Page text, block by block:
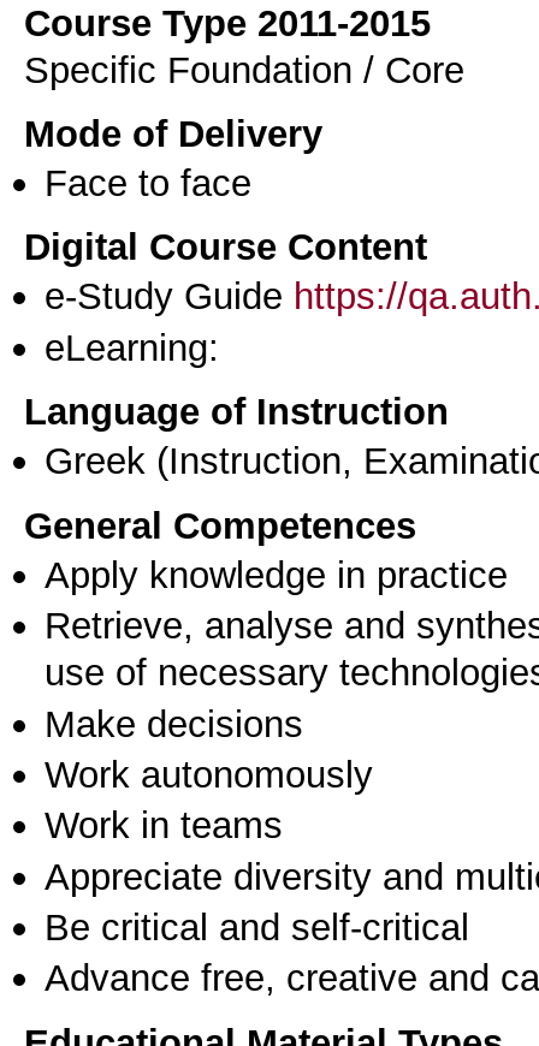
Course Type 2011-2015
Specific Foundation / Core
Mode of Delivery
Face to face
Digital Course Content
e-Study Guide https://
eLearning:
Language of Instruction
Greek (Instruction,
General Competences
Apply knowledge in practice
Retrieve, analyse and
use of necessary
Make decisions
Work autonomously
Work in teams
Appreciate diversity and
Be critical and self-critical
Advance free, creative and